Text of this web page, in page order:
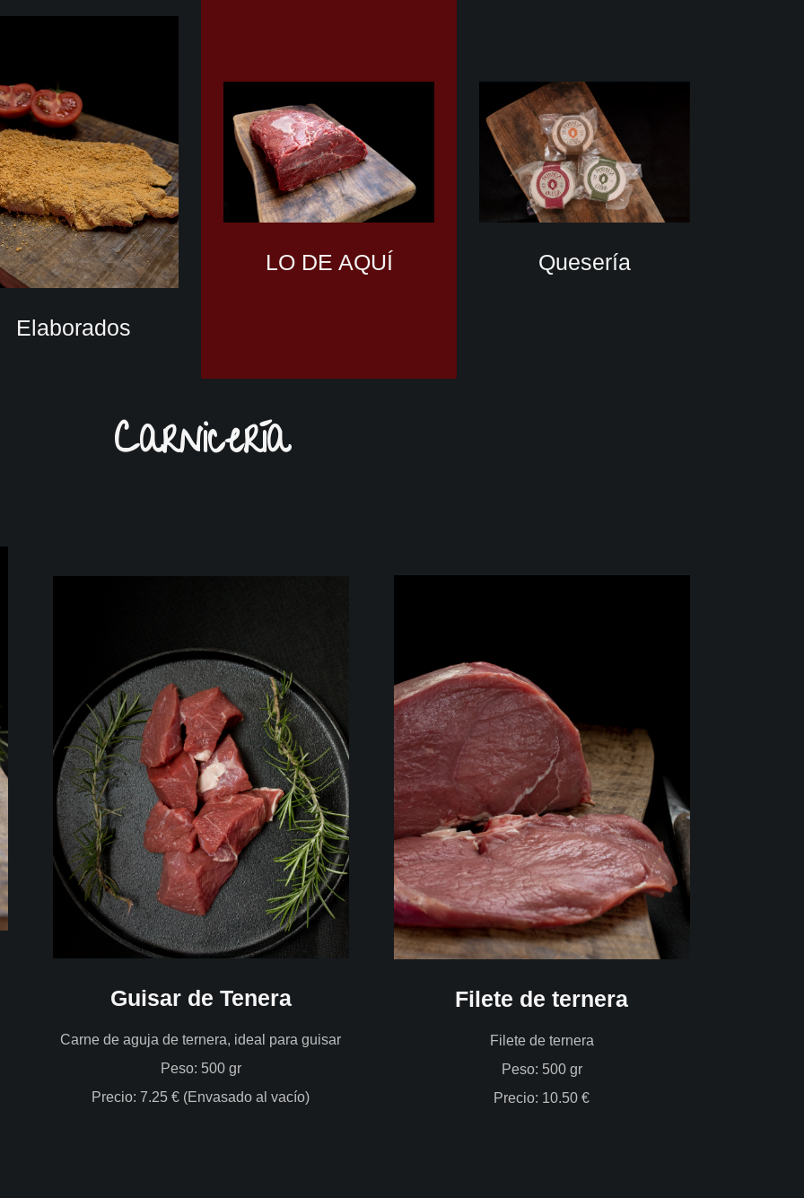
Elaborados
LO DE AQUÍ Quesería
Carnicería
Guisar de Tenera
Carne de aguja de ternera, ideal para guisar
Peso: 500 gr
Precio: 7.25 € (Envasado al vacío)
Filete de ternera
Filete de ternera
Peso: 500 gr
Precio: 10.50 €